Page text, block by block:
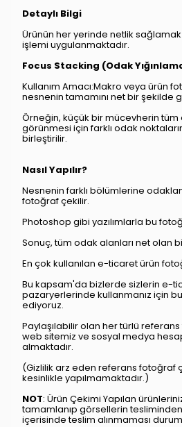
Detaylı Bilgi
Ürünün her yerinde netlik
işlemi uygulanmaktadır.
Focus Stacking (Odak
Kullanım Amacı:Makro veya ürün
nesnenin tamamını net bir şekilde
Örneğin, küçük bir mücevherin tüm
görünmesi için farklı odak
birleştirilir.
Nasıl Yapılır?
Nesnenin farklı bölümlerine
fotoğraf çekilir.
Photoshop gibi yazılımlarla bu
Sonuç, tüm odak alanları net olan
En çok kullanılan e-ticaret ürün
Bu kapsam'da bizlerde sizlerin e-
pazaryerlerinde kullanmanız için
ediyoruz.
Paylaşılabilir olan her türlü
web sitemiz ve sosyal medya
almaktadır.
(Gizlilik arz eden referans fotoğraf
kesinlikle yapılmamaktadır.)
NOT: Ürün Çekimi Yapılan
tamamlanıp görsellerin
içerisinde teslim alınmaması